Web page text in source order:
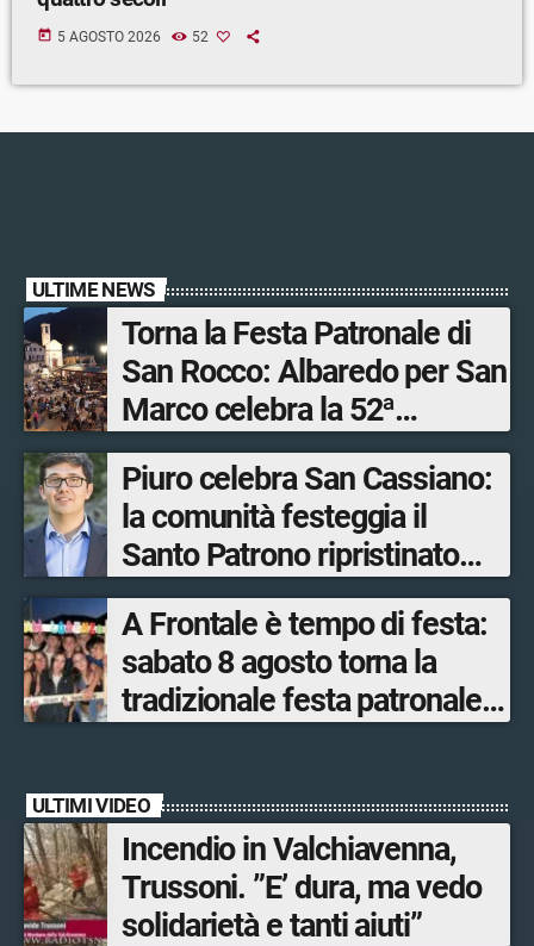
today 5 AGOSTO 2026 52
ULTIME NEWS
Torna la Festa Patronale di
San Rocco: Albaredo per San
Marco celebra la 52ª
edizione della sua
manifestazione più sentita
Piuro celebra San Cassiano:
la comunità festeggia il
Santo Patrono ripristinato
dopo quattro secoli
A Frontale è tempo di festa:
sabato 8 agosto torna la
tradizionale festa patronale
musica dal vivo
ULTIMI VIDEO
Incendio in Valchiavenna,
Trussoni. ”E’ dura, ma vedo
solidarietà e tanti aiuti”